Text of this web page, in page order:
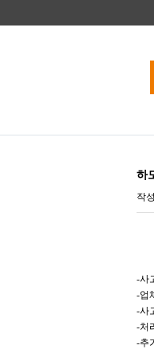
하
작
-사
-업
-사
-처
-추